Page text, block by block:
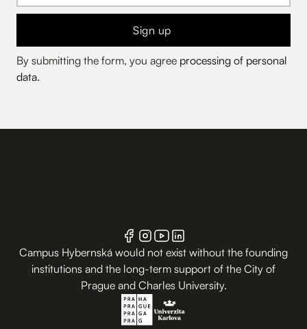
Sign up
By submitting the form, you agree processing of personal
data.
Campus Hybernská would not exist without the founding
institutions and the long-term support of the City of
Prague and Charles University.